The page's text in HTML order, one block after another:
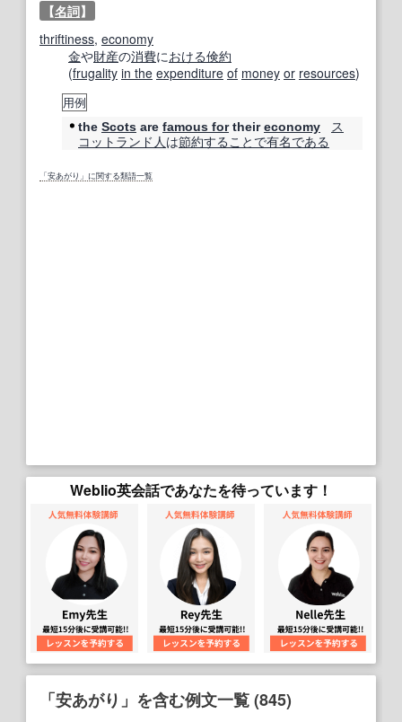
【名詞】
thriftiness, economy
金や財産の消費における倹約
(frugality in the expenditure of money or resources)
用例
the Scots are famous fortheireconomy
ス
コットランド人 は節約する ことで有名である
「安あがり」に関する類語一覧
Weblio英会話であなたを待っています！
「安あがり」を含む例文一覧 (845)